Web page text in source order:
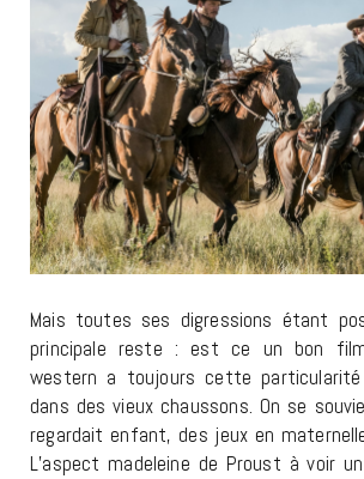
Mais toutes ses digressions étant
principale reste : est ce un bon
western a toujours cette
dans des vieux chaussons. On se
regardait enfant, des jeux en
L’aspect madeleine de Proust à voir